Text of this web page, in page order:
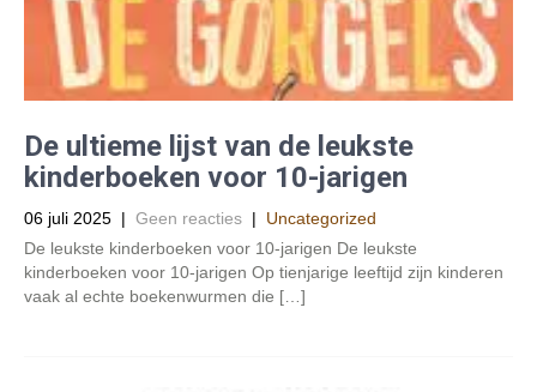
De ultieme lijst van de leukste
kinderboeken voor 10-jarigen
06 juli 2025 | Geen reacties | Uncategorized
De leukste kinderboeken voor 10-jarigen De leukste
kinderboeken voor 10-jarigen Op tienjarige leeftijd zijn kinderen
vaak al echte boekenwurmen die […]